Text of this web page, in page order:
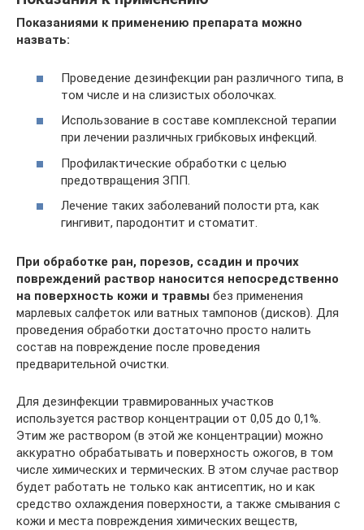
Показаниями к применению препарата можно
назвать:
Проведение дезинфекции ран различного типа, в
том числе и на слизистых оболочках.
Использование в составе комплексной терапии
при лечении различных грибковых инфекций.
Профилактические обработки с целью
предотвращения ЗПП.
Лечение таких заболеваний полости рта, как
гингивит, пародонтит и стоматит.
При обработке ран, порезов, ссадин и прочих
повреждений раствор наносится непосредственно
на поверхность кожи и травмы без применения
марлевых салфеток или ватных тампонов (дисков). Для
проведения обработки достаточно просто налить
состав на повреждение после проведения
предварительной очистки.
Для дезинфекции травмированных участков
используется раствор концентрации от 0,05 до 0,1%.
Этим же раствором (в этой же концентрации) можно
аккуратно обрабатывать и поверхность ожогов, в том
числе химических и термических. В этом случае раствор
будет работать не только как антисептик, но и как
средство охлаждения поверхности, а также смывания с
кожи и места повреждения химических веществ,